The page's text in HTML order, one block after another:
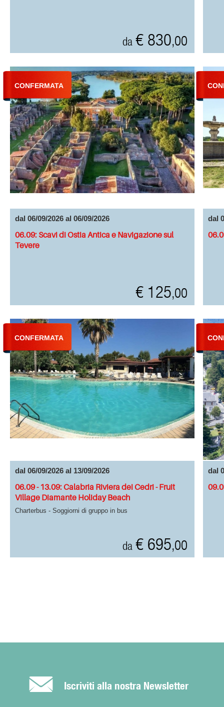
É Iscriviti alla nostra Newsletter
da € 830,00
dal 06/09/2026 al 06/09/2026
06.09: Scavi di Ostia Antica e Navigazione sul
Tevere
CONFERMATA
€ 125,00
dal
dal 06/09/2026 al 13/09/2026
06.09 - 13.09: Calabria Riviera dei Cedri - Fruit
Village Diamante Holiday Beach
Charterbus - Soggiorni di gruppo in bus
CONFERMATA
da € 695,00
dal